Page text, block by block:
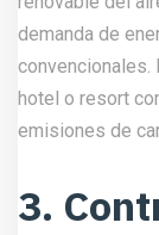
demanda de
convencionales.
hotel o resort
emisiones de
3.